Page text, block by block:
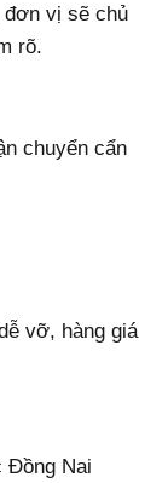
vị sẽ chủ
rõ.
chuyển cẩn
vỡ, hàng giá
Đồng Nai